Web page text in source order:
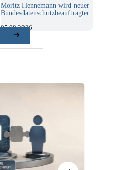
Moritz Hennemann wird neuer
Bundesdatenschutzbeauftragter
05.08.2026